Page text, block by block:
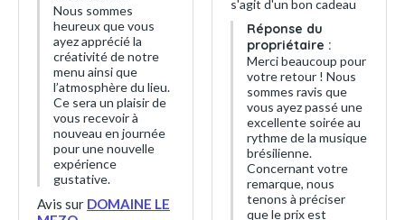
Nous sommes
heureux que vous
ayez apprécié la
créativité de notre
menu ainsi que
l’atmosphère du lieu.
Ce sera un plaisir de
vous recevoir à
nouveau en journée
pour une nouvelle
expérience
gustative.
Avis sur DOMAINE LE
s'agit d'un bon cadeau
Réponse du
propriétaire :
Merci beaucoup pour
votre retour ! Nous
sommes ravis que
vous ayez passé une
excellente soirée au
rythme de la musique
brésilienne.
Concernant votre
remarque, nous
tenons à préciser
que le prix est